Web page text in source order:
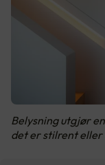
Belysning utgjør
det er stilrent eller